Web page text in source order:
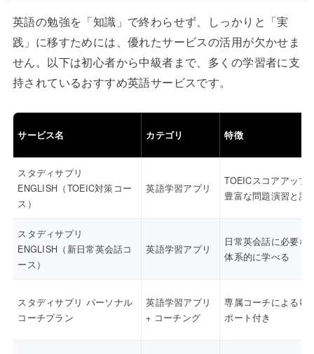
英語の勉強を「知識」で終わらせず、しっかりと「実
践」に移すためには、優れたサービスの活用が欠かせま
せん。以下は初心者から中級者まで、多くの学習者に支
持されているおすすめ英語サービスです。
サービス名 カテゴリ 特徴
スタディサプリ
ENGLISH（TOEIC対策コー
ス）
英語学習アプリ
TOEICスコアアップ
豊富な問題演習と講
スタディサプリ
ENGLISH（新日常英会話コ
ース）
英語学習アプリ
日常英会話に必要な
体系的に学べる
スタディサプリ パーソナル
コーチプラン
英語学習アプリ
+ コーチング
専属コーチによる毎
ポート付き